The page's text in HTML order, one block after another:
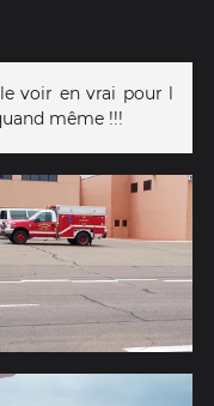
voir en vrai pour l
même !!!